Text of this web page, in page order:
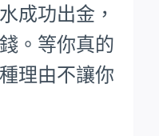
成功出金，
。等你真的
理由不讓你